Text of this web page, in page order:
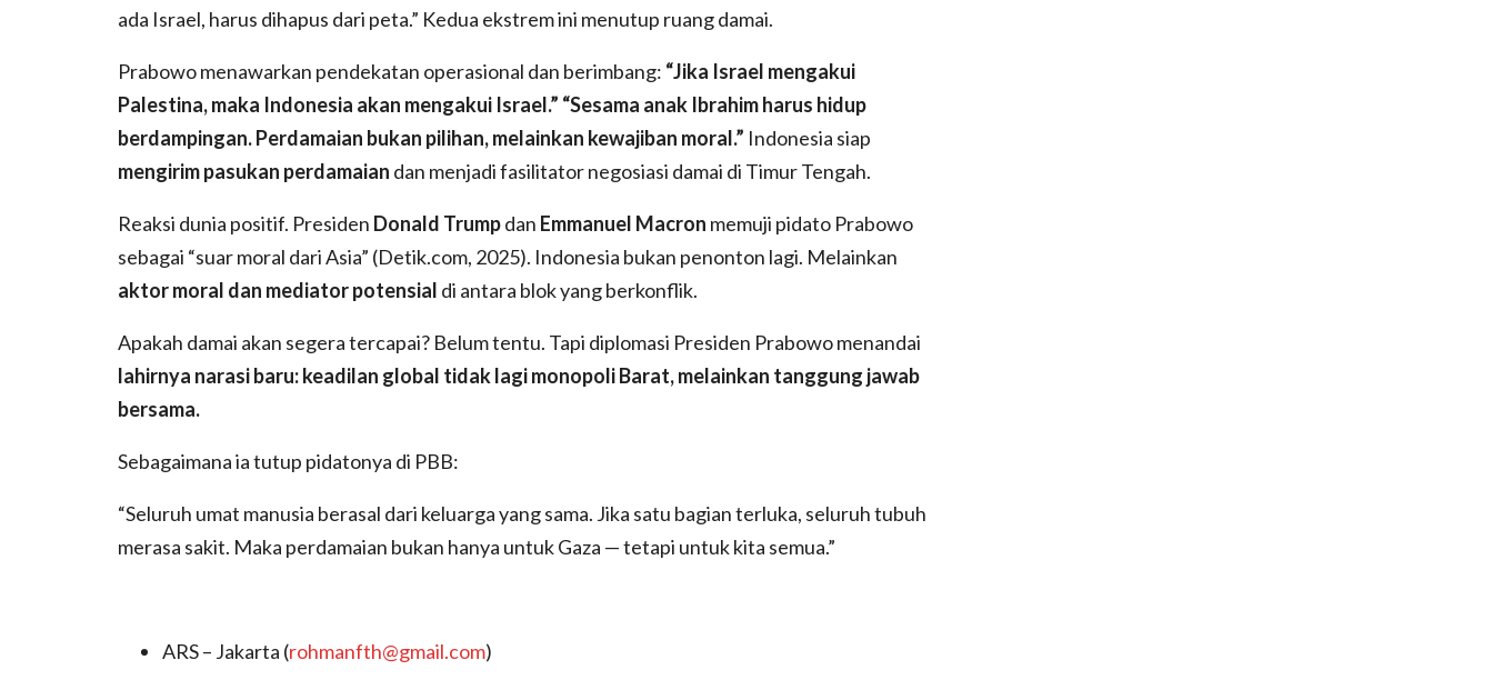
ada Israel, harus dihapus dari peta.” Kedua ekstrem ini menutup ruang damai.
Prabowo menawarkan pendekatan operasional dan berimbang: “Jika Israel mengakui
Palestina, maka Indonesia akan mengakui Israel.” “Sesama anak Ibrahim harus hidup
berdampingan. Perdamaian bukan pilihan, melainkan kewajiban moral.” Indonesia siap
mengirim pasukan perdamaian dan menjadi fasilitator negosiasi damai di Timur Tengah.
Reaksi dunia positif. Presiden Donald Trumpdan Emmanuel Macron memuji pidato Prabowo
sebagai “suar moral dari Asia” (Detik.com, 2025). Indonesia bukan penonton lagi. Melainkan
aktor moral dan mediator potensial di antara blok yang berkonflik.
Apakah damai akan segera tercapai? Belum tentu. Tapi diplomasi Presiden Prabowo menandai
lahirnya narasi baru: keadilan global tidak lagi monopoli Barat, melainkan tanggung jawab
bersama.
Sebagaimana ia tutup pidatonya di PBB:
“Seluruh umat manusia berasal dari keluarga yang sama. Jika satu bagian terluka, seluruh tubuh
merasa sakit. Maka perdamaian bukan hanya untuk Gaza — tetapi untuk kita semua.”
ARS – Jakarta (rohmanfth@gmail.com)